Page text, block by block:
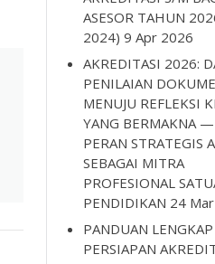
ASESOR TAHUN
2024) 9 Apr 2026
AKREDITASI 2026:
PENILAIAN
MENUJU REFLEKSI
YANG BERMAKNA —
PERAN STRATEGIS
SEBAGAI MITRA
PROFESIONAL
PENDIDIKAN 24
PANDUAN LENGKAP
PERSIAPAN